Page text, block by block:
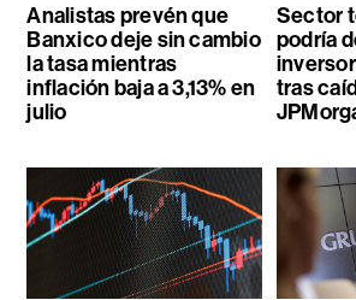
Analistas prevén que
Banxico deje sin cambio
la tasa mientras
inflación baja a 3,13% en
julio
Sector
podría
tras